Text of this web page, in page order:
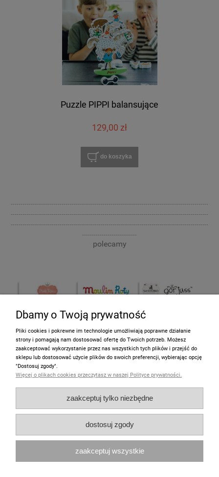
Puzzle PIPPI balansujące
129,00 zł
do koszyka
-----------------------------------------------------------------------------------------------------
-----------------------------------------------------------------------------------------------------
-----------------------------------------------------------------------------------------------------
----------------------------
polecamy
Informacje
Moje konto
Polecamy
Dbamy o Twoją prywatność
Pliki cookies i pokrewne im technologie umożliwiają poprawne działanie
strony i pomagają nam dostosować ofertę do Twoich potrzeb. Możesz
zaakceptować wykorzystanie przez nas wszystkich tych plików i przejść do
sklepu lub dostosować użycie plików do swoich preferencji, wybierając opcję
"Dostosuj zgody".
Więcej o plikach cookies przeczytasz w naszej Polityce prywatności.
zaakceptuj tylko niezbędne
dostosuj zgody
zaakceptuj wszystkie